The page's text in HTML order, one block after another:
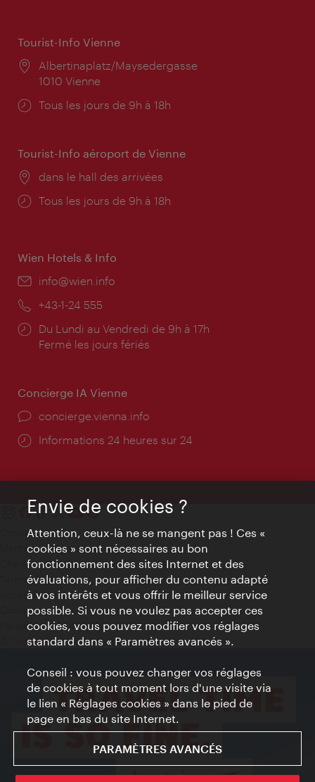
Tourist-Info Vienne
Lieu:
Albertinaplatz/Maysedergasse
1010 Vienne
Horaires
Tous les jours de 9h à 18h
Tourist-Info aéroport de Vienne
Lieu:
dans le hall des arrivées
Horaires
Tous les jours de 9h à 18h
Wien Hotels & Info
E-
info@wien.info
Téléphone:
+43-1-24 555
Horaires
d'ouverture:
Du Lundi au Vendredi de 9h à 17h
Fermé les jours fériés
Concierge IA Vienne
Ort:
concierge.vienna.info
Öffnungszeiten:
Informations 24 heures sur 24
Contact
Mentions obligatoires
Charte sur le respect de la vie privée
Terms of Use
Accessibilité
Contact presse
Paramètres de cookies
© Copyright WienTourismus
Envie de cookies ?
Attention, ceux-là ne se mangent pas ! Ces «
cookies » sont nécessaires au bon
fonctionnement des sites Internet et des
évaluations, pour afficher du contenu adapté
à vos intérêts et vous offrir le meilleur service
possible. Si vous ne voulez pas accepter ces
cookies, vous pouvez modifier vos réglages
standard dans « Paramètres avancés ».
Conseil : vous pouvez changer vos réglages
de cookies à tout moment lors d'une visite via
le lien « Réglages cookies » dans le pied de
page en bas du site Internet.
PARAMÈTRES AVANCÉS